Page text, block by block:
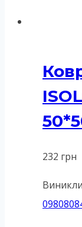
232 грн